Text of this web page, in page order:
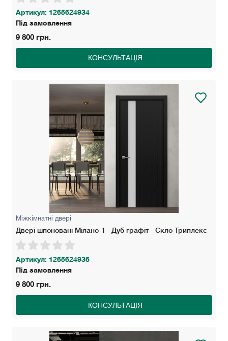
Артикул: 1265624934
Під замовлення
9 800 грн.
КОНСУЛЬТАЦІЯ
Міжкімнатні двері
Двері шпоновані Мілано-1 · Дуб графіт · Скло Триплекс
Артикул: 1265624936
Під замовлення
9 800 грн.
КОНСУЛЬТАЦІЯ